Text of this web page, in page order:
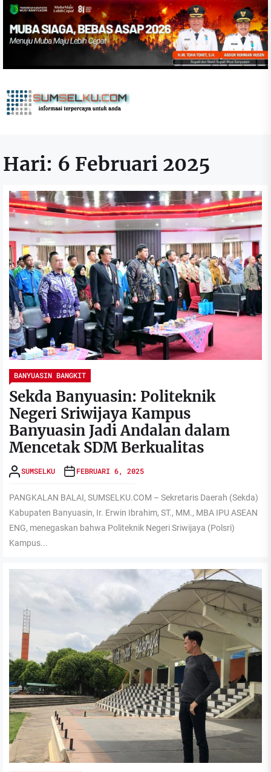
Skip
the
Hari: 6 Februari 2025
BANYUASIN BANGKIT
Sekda Banyuasin: Politeknik
Negeri Sriwijaya Kampus
Banyuasin Jadi Andalan dalam
Mencetak SDM Berkualitas
SUMSELKU FEBRUARI 6, 2025
PANGKALAN BALAI, SUMSELKU.COM – Sekretaris Daerah (Sekda)
Kabupaten Banyuasin, Ir. Erwin Ibrahim, ST., MM., MBA IPU ASEAN
ENG, menegaskan bahwa Politeknik Negeri Sriwijaya (Polsri)
Kampus...